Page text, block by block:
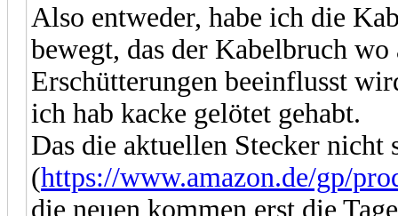
Also entweder, habe ich die
bewegt, das der Kabelbruch
Erschütterungen beeinflusst
ich hab kacke gelötet gehabt.
Das die aktuellen Stecker
(https://www.amazon.de/gp/
die neuen kommen erst die Tage